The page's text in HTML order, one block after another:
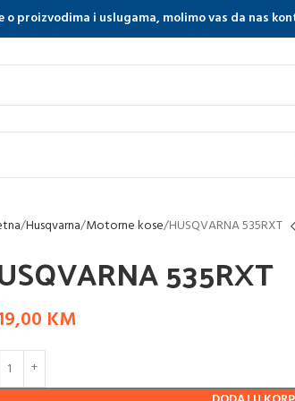
proizvodima i uslugama, molimo vas da nas
Husqvarna Motorne kose HUSQVARNA 535RXT
535RXT
KM